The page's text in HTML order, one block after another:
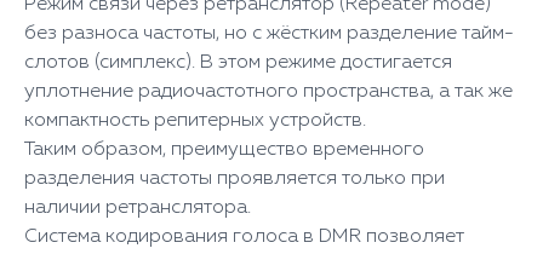
Режим связи через ретранслятор (Repeater mode)
без разноса частоты, но с жёстким разделение тайм-
слотов (симплекс). В этом режиме достигается
уплотнение радиочастотного пространства, а так же
компактность репитерных устройств.
Таким образом, преимущество временного
разделения частоты проявляется только при
наличии ретранслятора.
Система кодирования голоса в DMR позволяет